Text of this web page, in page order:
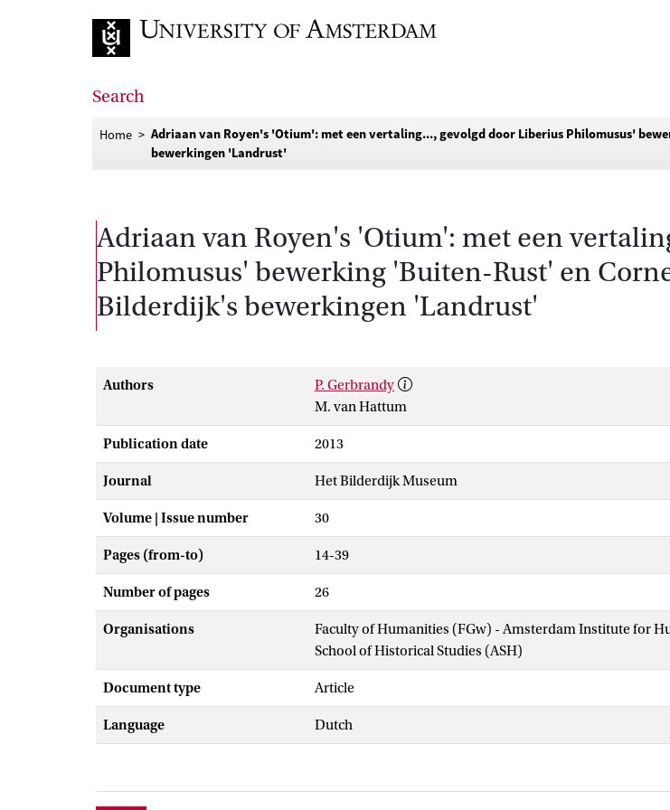
Search
Home
Adriaan van Royen's 'Otium': met een vertaling..., gevolgd door Liberius Philomusus'
bewerkingen 'Landrust'
Adriaan van Royen's 'Otium': met een
Philomusus' bewerking 'Buiten-Rust' en
Bilderdijk's bewerkingen 'Landrust'
Authors
P. Gerbrandy
M. van Hattum
Publication date 2013
Journal Het Bilderdijk Museum
Volume | Issue number 30
Pages (from-to) 14-39
Number of pages 26
Organisations
Faculty of Humanities (FGw) - Amsterdam Institute for
School of Historical Studies (ASH)
Document type Article
Language Dutch